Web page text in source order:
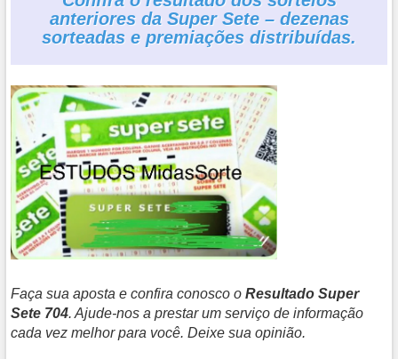
anteriores da Super Sete – dezenas
sorteadas e premiações distribuídas.
Faça sua aposta e confira conosco oResultado Super
Sete 704. Ajude-nos a prestar um serviço de informação
cada vez melhor para você. Deixe sua opinião.